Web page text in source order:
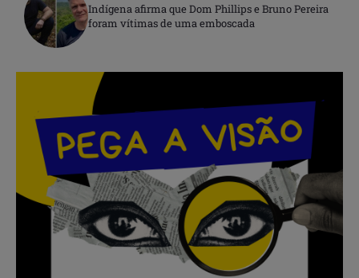
Indígena afirma que Dom Phillips e Bruno Pereira
foram vítimas de uma emboscada
.
.